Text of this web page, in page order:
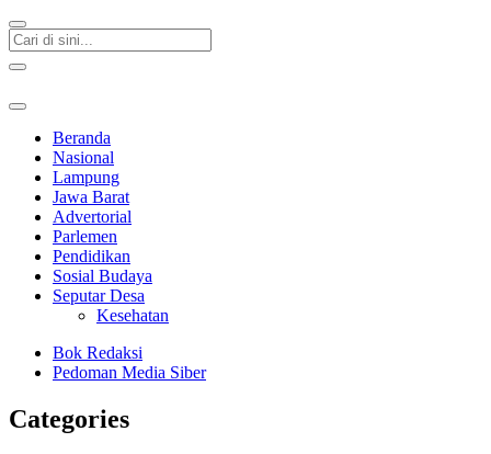
Beranda
Nasional
Lampung
Jawa Barat
Advertorial
Parlemen
Pendidikan
Sosial Budaya
Seputar Desa
Kesehatan
Bok Redaksi
Pedoman Media Siber
Categories